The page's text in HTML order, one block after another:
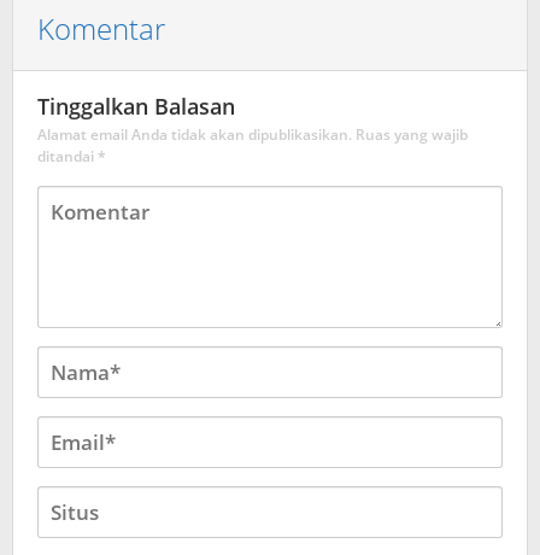
Komentar
Tinggalkan Balasan
Alamat email Anda tidak akan dipublikasikan. Ruas yang wajib
ditandai *